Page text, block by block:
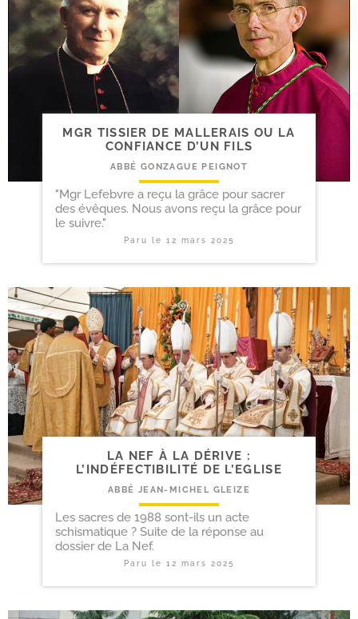
MGR TISSIER DE MALLERAIS OU LA
CONFIANCE D’UN FILS
ABBÉ GONZAGUE PEIGNOT
"Mgr Lefebvre a reçu la grâce pour sacrer
des évêques. Nous avons reçu la grâce pour
le suivre."
Paru le 12 mars 2025
LA NEF À LA DÉRIVE :
L’INDÉFECTIBILITÉ DE L’EGLISE
ABBÉ JEAN-MICHEL GLEIZE
Les sacres de 1988 sont-ils un acte
schismatique ? Suite de la réponse au
dossier de La Nef.
Paru le 12 mars 2025